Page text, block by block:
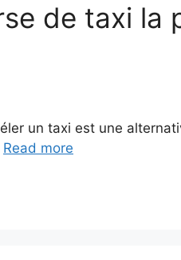
de taxi la
un taxi est une
Read more